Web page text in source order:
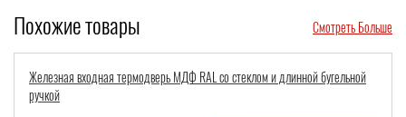
Похожие товары Смотреть Больше
входная термодверь МДФ RAL со стеклом и длинной бугельной
Входная